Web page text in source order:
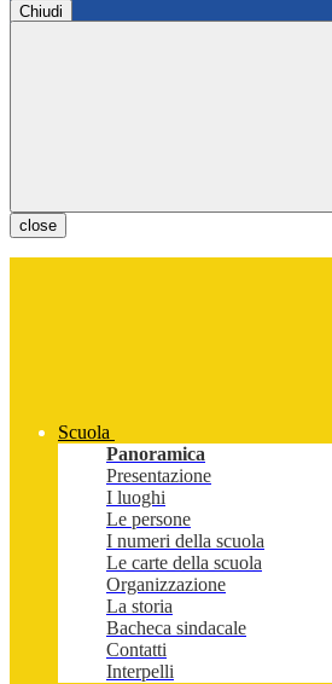
Chiudi
close
Scuola
Panoramica
Presentazione
I luoghi
Le persone
I numeri della scuola
Le carte della scuola
Organizzazione
La storia
Bacheca sindacale
Contatti
Interpelli